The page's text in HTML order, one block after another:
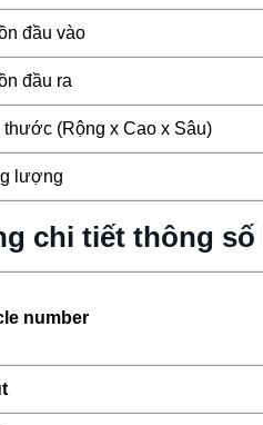
đầu vào
đầu ra
thước (Rộng x Cao x Sâu)
lượng
chi tiết thông số
number